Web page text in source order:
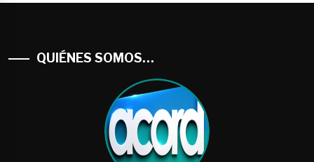
QUIÉNES SOMOS…